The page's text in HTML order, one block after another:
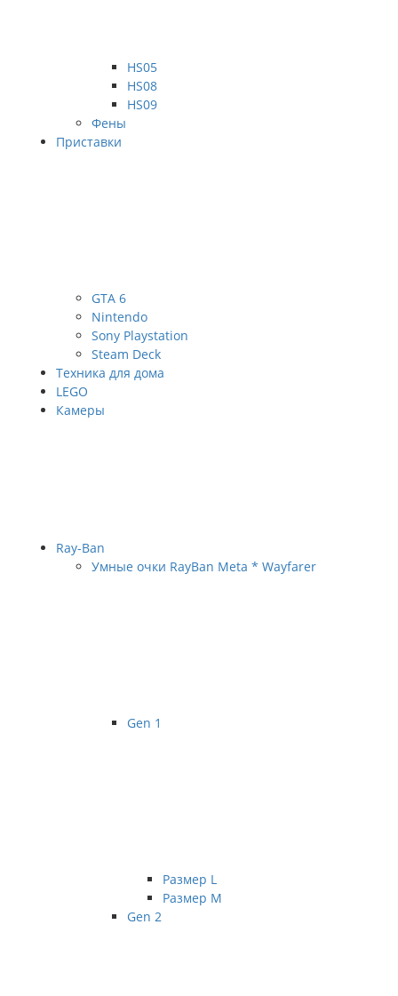
HS05
HS08
HS09
Фены
Приставки
GTA 6
Nintendo
Sony Playstation
Steam Deck
Техника для дома
LEGO
Камеры
Ray-Ban
Умные очки RayBan Meta * Wayfarer
Gen 1
Размер L
Размер М
Gen 2